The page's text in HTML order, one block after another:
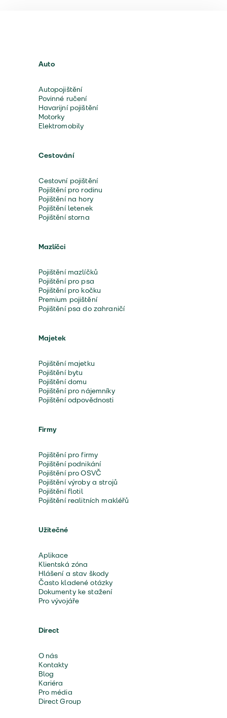
Auto
Autopojištění
Povinné ručení
Havarijní pojištění
Motorky
Elektromobily
Cestování
Cestovní pojištění
Pojištění pro rodinu
Pojištění na hory
Pojištění letenek
Pojištění storna
Mazlíčci
Pojištění mazlíčků
Pojištění pro psa
Pojištění pro kočku
Premium pojištění
Pojištění psa do zahraničí
Majetek
Pojištění majetku
Pojištění bytu
Pojištění domu
Pojištění pro nájemníky
Pojištění odpovědnosti
Firmy
Pojištění pro firmy
Pojištění podnikání
Pojištění pro OSVČ
Pojištění výroby a strojů
Pojištění flotil
Pojištění realitních makléřů
Užitečné
Aplikace
Klientská zóna
Hlášení a stav škody
Často kladené otázky
Dokumenty ke stažení
Pro vývojáře
Direct
O nás
Kontakty
Blog
Kariéra
Pro média
Direct Group